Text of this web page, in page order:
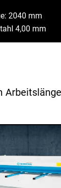
2040 mm
4,00 mm